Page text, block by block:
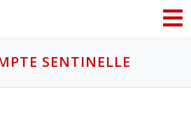
SENTINELLE